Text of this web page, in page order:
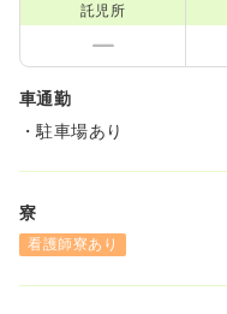
託児所
車通勤
・駐車場あり
寮
看護師寮あり